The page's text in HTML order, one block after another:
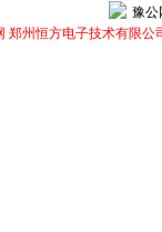
豫公
郑州恒方电子技术有限